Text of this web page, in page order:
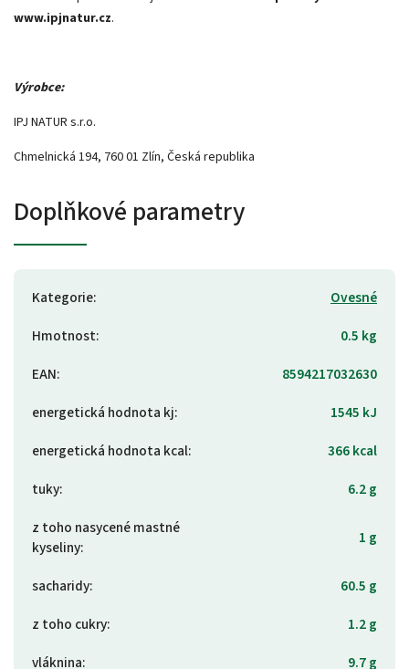
www.ipjnatur.cz.
Výrobce:
IPJ NATUR s.r.o.
Chmelnická 194, 760 01 Zlín, Česká republika
Doplňkové parametry
Kategorie:
Ovesné
Hmotnost:
0.5 kg
EAN:
8594217032630
energetická hodnota kj:
1545 kJ
energetická hodnota kcal:
366 kcal
tuky:
6.2 g
z toho nasycené mastné
kyseliny: 1 g
sacharidy:
60.5 g
z toho cukry:
1.2 g
vláknina:
9.7 g